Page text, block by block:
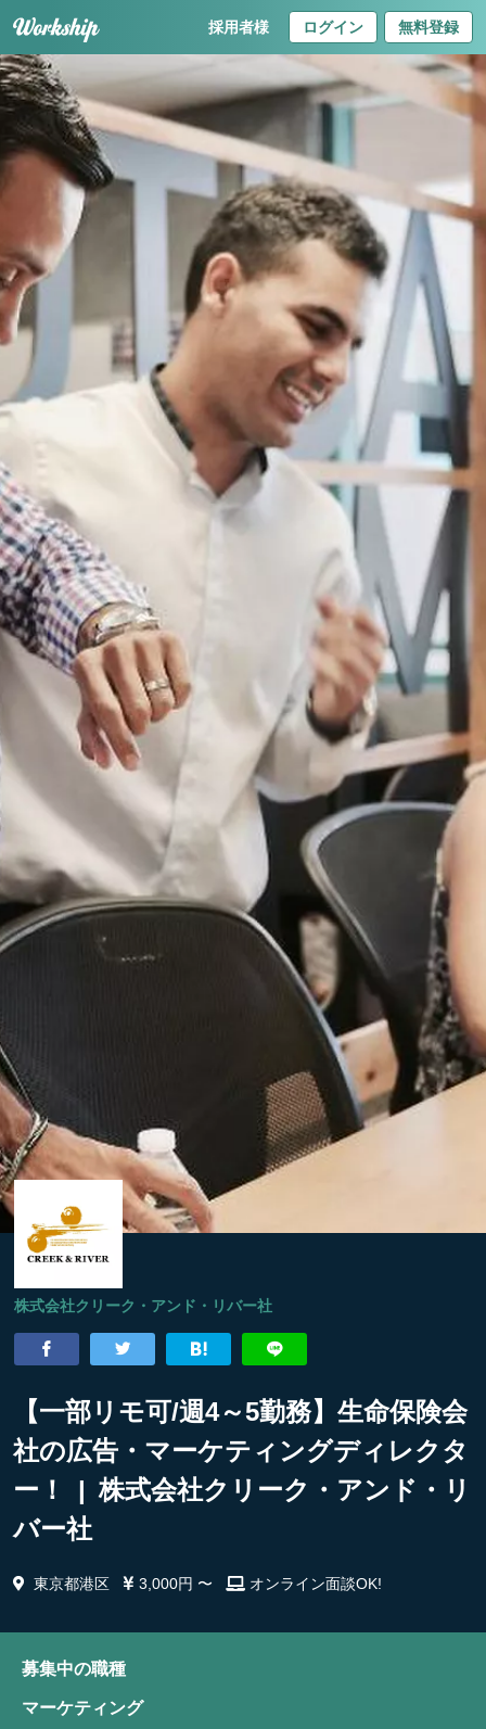
採用者様 ログイン 無料登録
株式会社クリーク・アンド・リバー社
【一部リモ可/週4～5勤務】生命保険会
社の広告・マーケティングディレクタ
ー！ | 株式会社クリーク・アンド・リ
バー社
東京都港区 3,000円 〜 オンライン面談OK!
募集中の職種
マーケティング